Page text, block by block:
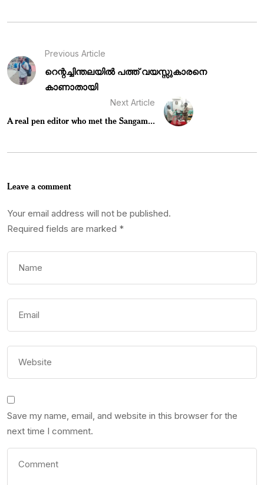
Previous Article
റെന്റച്ചിന്തലയിൽ പത്ത് വയസ്സുകാരനെ
കാണാതായി
Next Article
A real pen editor who met the Sangam...
Leave a comment
Your email address will not be published.
Required fields are marked *
Save my name, email, and website in this browser for the
next time I comment.